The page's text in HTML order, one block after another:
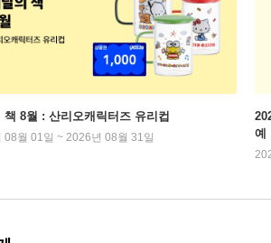
책 8월 : 산리오캐릭터즈 유리컵
08월 01일 ~ 2026년 08월 31일
예